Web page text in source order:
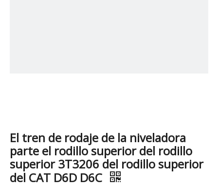
El tren de rodaje de la niveladora
parte el rodillo superior del rodillo
superior 3T3206 del rodillo superior
del CAT D6D D6C